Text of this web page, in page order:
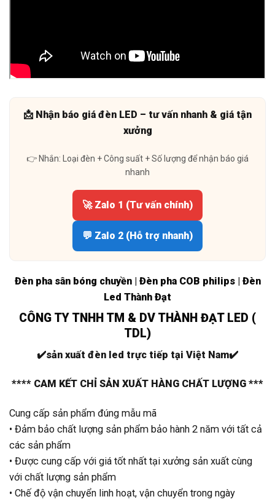
📩 Nhận báo giá đèn LED – tư vấn nhanh & giá tận
xưởng
👉 Nhắn: Loại đèn + Công suất + Số lượng để nhận báo giá
nhanh
🚀 Zalo 1 (Tư vấn chính)
💬 Zalo 2 (Hỗ trợ nhanh)
Đèn pha sân bóng chuyền | Đèn pha COB philips | Đèn
Led Thành Đạt
CÔNG TY TNHH TM & DV THÀNH ĐẠT LED (
TDL)
✔️sản xuất đèn led trực tiếp tại Việt Nam✔️
**** CAM KẾT CHỈ SẢN XUẤT HÀNG CHẤT LƯỢNG ***
Cung cấp sản phẩm đúng mẫu mã
• Đảm bảo chất lượng sản phẩm bảo hành 2 năm với tất cả
các sản phẩm
• Được cung cấp với giá tốt nhất tại xưởng sản xuất cùng
với chất lượng sản phẩm
• Chế độ vận chuyển linh hoạt, vận chuyển trong ngày